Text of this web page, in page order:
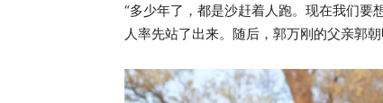
“多少年了，都是沙赶着人跑。现在我们要
人率先站了出来。随后，郭万刚的父亲郭